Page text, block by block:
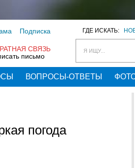
ГДЕ ИСКАТЬ:
Я ИЩУ...
Подписка
СВЯЗЬ
письмо
ВОПРОСЫ-ОТВЕТЫ
погода